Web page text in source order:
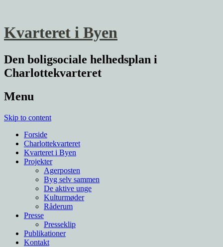
Kvarteret i Byen
Den boligsociale helhedsplan i
Charlottekvarteret
Menu
Skip to content
Forside
Charlottekvarteret
Kvarteret i Byen
Projekter
Agerposten
Byg selv sammen
De aktive unge
Kulturmøder
Råderum
Presse
Presseklip
Publikationer
Kontakt